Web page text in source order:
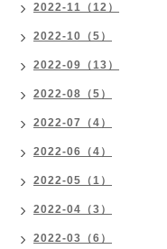
2022-11（12）
2022-10（5）
2022-09（13）
2022-08（5）
2022-07（4）
2022-06（4）
2022-05（1）
2022-04（3）
2022-03（6）